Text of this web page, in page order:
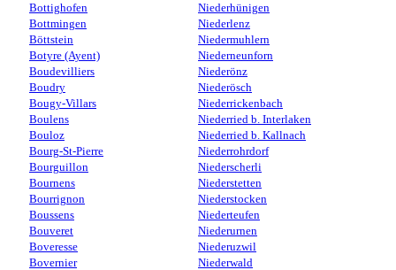
Bottighofen
Bottmingen
Böttstein
Botyre (Ayent)
Boudevilliers
Boudry
Bougy-Villars
Boulens
Bouloz
Bourg-St-Pierre
Bourguillon
Bournens
Bourrignon
Boussens
Bouveret
Boveresse
Bovernier
Niederhünigen
Niederlenz
Niedermuhlern
Niederneunforn
Niederönz
Niederösch
Niederrickenbach
Niederried b. Interlaken
Niederried b. Kallnach
Niederrohrdorf
Niederscherli
Niederstetten
Niederstocken
Niederteufen
Niederurnen
Niederuzwil
Niederwald